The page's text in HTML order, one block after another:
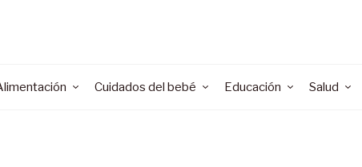
Cuidados del bebé Educación Salud